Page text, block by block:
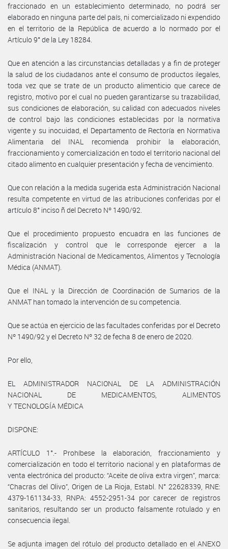
fraccionado en un establecimiento determinado, no podrá ser
elaborado en ninguna parte del país, ni comercializado ni expendido
en el territorio de la República de acuerdo a lo normado por el
Artículo 9° de la Ley 18284.
Que en atención a las circunstancias detalladas y a fin de proteger
la salud de los ciudadanos ante el consumo de productos ilegales,
toda vez que se trate de un producto alimenticio que carece de
registro, motivo por el cual no pueden garantizarse su trazabilidad,
sus condiciones de elaboración, su calidad con adecuados niveles
de control bajo las condiciones establecidas por la normativa
vigente y su inocuidad, el Departamento de Rectoría en Normativa
Alimentaria del INAL recomienda prohibir la elaboración,
fraccionamiento y comercialización en todo el territorio nacional del
citado alimento en cualquier presentación y fecha de vencimiento.
Que con relación a la medida sugerida esta Administración Nacional
resulta competente en virtud de las atribuciones conferidas por el
artículo 8° inciso ñ del Decreto Nº 1490/92.
Que el procedimiento propuesto encuadra en las funciones de
fiscalización y control que le corresponde ejercer a la
Administración Nacional de Medicamentos, Alimentos y Tecnología
Médica (ANMAT).
Que el INAL y la Dirección de Coordinación de Sumarios de la
ANMAT han tomado la intervención de su competencia.
Que se actúa en ejercicio de las facultades conferidas por el Decreto
Nº 1490/92 y el Decreto Nº 32 de fecha 8 de enero de 2020.
Por ello,
EL ADMINISTRADOR NACIONAL DE LA ADMINISTRACIÓN
NACIONAL DE MEDICAMENTOS, ALIMENTOS
Y TECNOLOGÍA MÉDICA
DISPONE:
ARTÍCULO 1°.- Prohíbese la elaboración, fraccionamiento y
comercialización en todo el territorio nacional y en plataformas de
venta electrónica del producto: “Aceite de oliva extra virgen”, marca:
“Chacras del Olivo”, Origen de La Rioja, Establ. N° 22628339, RNE:
4379-161134-33, RNPA: 4552-2951-34 por carecer de registros
sanitarios, resultando ser un producto falsamente rotulado y en
consecuencia ilegal.
Se adjunta imagen del rótulo del producto detallado en el ANEXO